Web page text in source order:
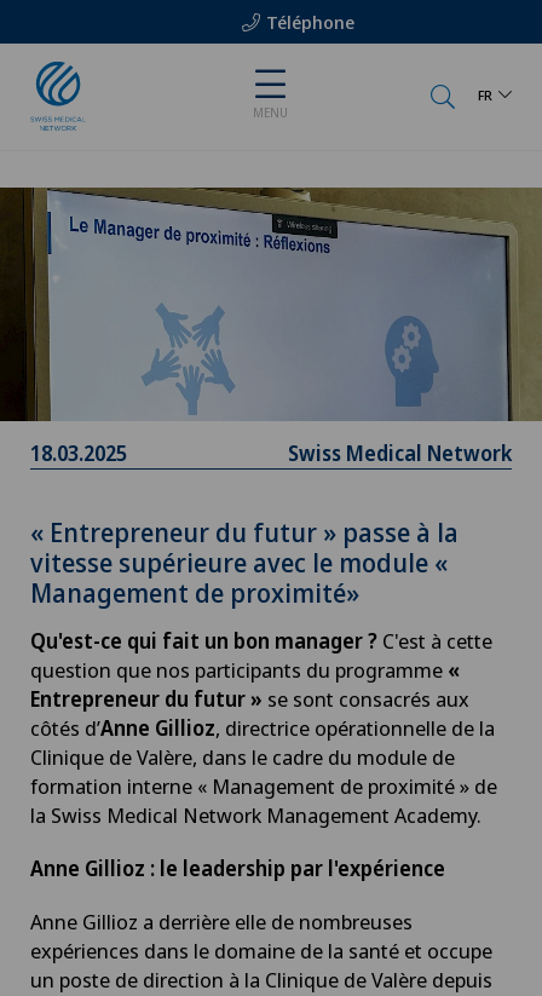
Téléphone
MENU
FR
18.03.2025 Swiss Medical Network
« Entrepreneur du futur » passe à la
vitesse supérieure avec le module «
Management de proximité»
Qu'est-ce qui fait un bon manager ? C'est à cette
question que nos participants du programme «
Entrepreneur du futur » se sont consacrés aux
côtés d’Anne Gillioz, directrice opérationnelle de la
Clinique de Valère, dans le cadre du module de
formation interne « Management de proximité » de
la Swiss Medical Network Management Academy.
Anne Gillioz : le leadership par l'expérience
Anne Gillioz a derrière elle de nombreuses
expériences dans le domaine de la santé et occupe
un poste de direction à la Clinique de Valère depuis